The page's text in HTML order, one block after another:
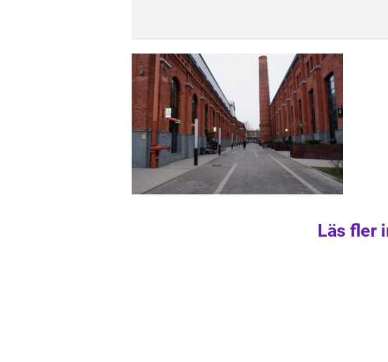
Läs fler